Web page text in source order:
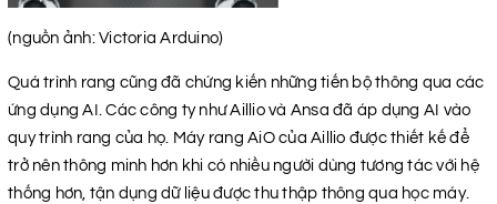
(nguồn ảnh: Victoria Arduino)
Quá trình rang cũng đã chứng kiến ​​những tiến bộ thông qua các
ứng dụng AI. Các công ty như Aillio và Ansa đã áp dụng AI vào
quy trình rang của họ. Máy rang AiO của Aillio được thiết kế để
trở nên thông minh hơn khi có nhiều người dùng tương tác với hệ
thống hơn, tận dụng dữ liệu được thu thập thông qua học máy.